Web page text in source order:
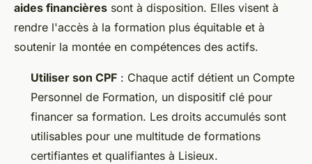
aides financières sont à disposition. Elles visent à
rendre l'accès à la formation plus équitable et à
soutenir la montée en compétences des actifs.
Utiliser son CPF : Chaque actif détient un Compte
Personnel de Formation, un dispositif clé pour
financer sa formation. Les droits accumulés sont
utilisables pour une multitude de formations
certifiantes et qualifiantes à Lisieux.